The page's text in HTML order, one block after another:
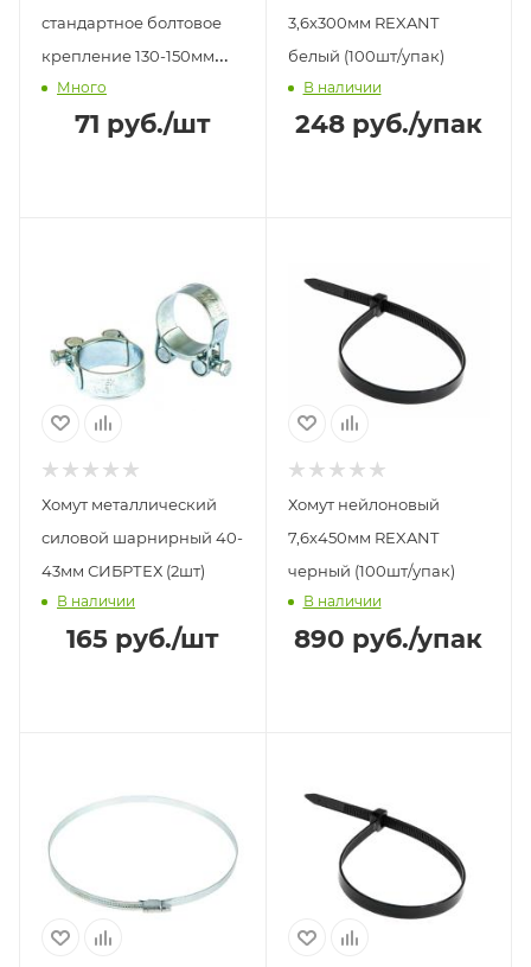
стандартное болтовое
крепление 130-150мм
Сибртех
Много
71 руб./шт
3,6х300мм REXANT
белый (100шт/упак)
В наличии
248руб./упак
Хомут металлический
силовой шарнирный 40-
43мм СИБРТЕХ (2шт)
В наличии
165руб./шт
Хомут нейлоновый
7,6х450мм REXANT
черный (100шт/упак)
В наличии
890 руб./упак